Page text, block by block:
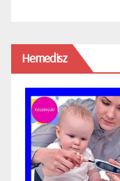
Hemedisz